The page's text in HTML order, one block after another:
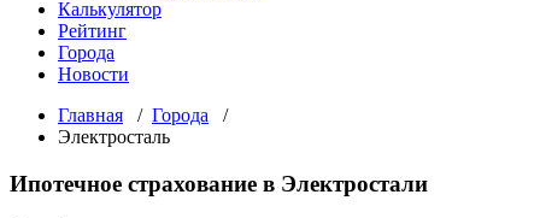
Калькулятор
Рейтинг
Города
Новости
Главная / Города /
Электросталь
Ипотечное страхование в Электростали